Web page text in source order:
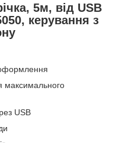
5м, від USB
керування з
максимального
USB